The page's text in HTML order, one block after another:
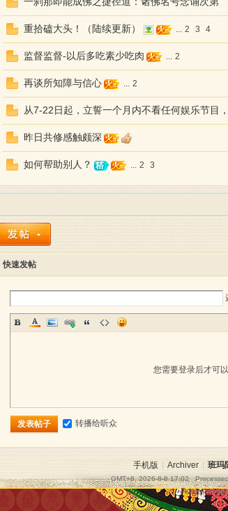
重拾磕大头！（陆续更新） ... 2 3 4
监督监督-以后多吃素少吃肉 ... 2
再谈所知障与信心 ... 2
从7-22日起，立誓一个月内不看任何娱乐节目
昨日共修感触颇深
如何帮助别人？ ... 2 3
快速发帖
您需要登录后才可
发表帖子 转播给听众
手机版 Archiver 班玛
GMT+8, 2026-8-8 17:02,
Powered by